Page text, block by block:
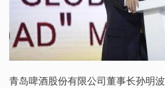
青岛啤酒股份有限公司董事长孙明波